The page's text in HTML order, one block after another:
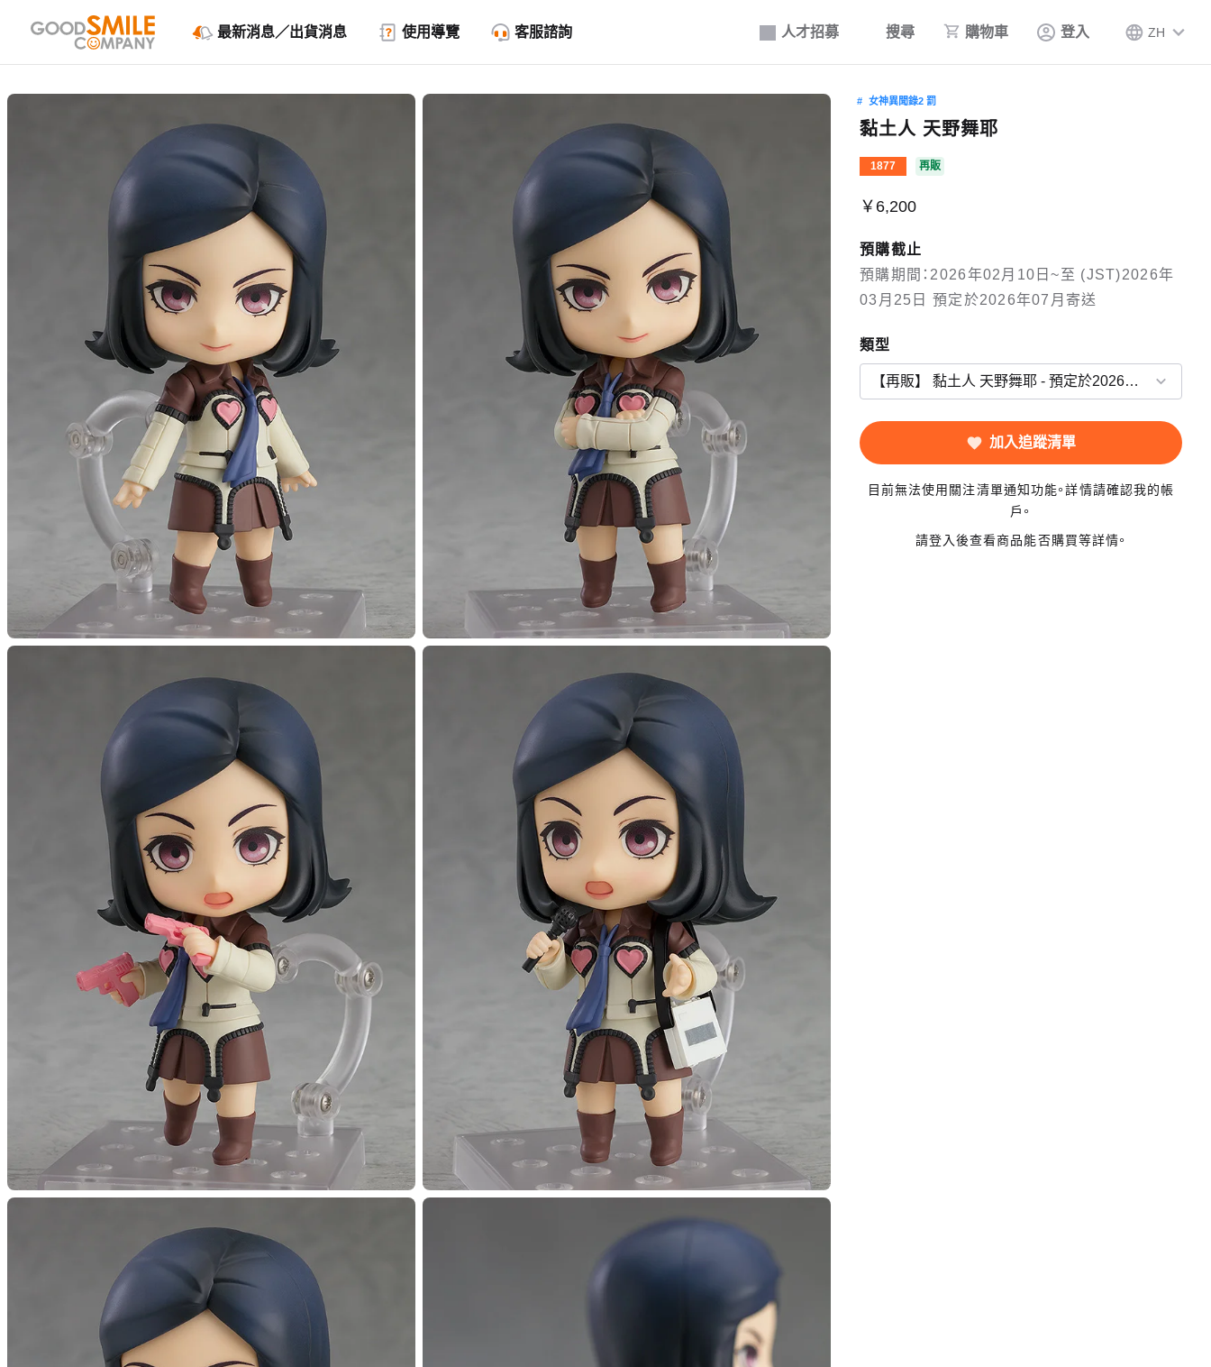
人才招募 搜尋 購物車 登入 ZH
最新消息／出貨消息 使用導覽 客服諮詢
女神異聞錄2 罰
黏土人 天野舞耶
1877 再販
￥6,200
預購截止
預購期間：2026年02月10日~至 (JST)2026年
03月25日 預定於2026年07月寄送
類型
加入追蹤清單
目前無法使用關注清單通知功能。詳情請確認我的帳
戶。
請登入後查看商品能否購買等詳情。